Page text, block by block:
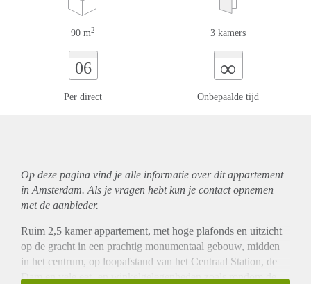
90 m2 3 kamers
06
Per direct
∞
Onbepaalde tijd
Op deze pagina vind je alle informatie over ditappartement
in Amsterdam. Als je vragen hebt kun je contact opnemen
met de aanbieder.
Ruim 2,5 kamer appartement, met hoge plafonds en uitzicht
op de gracht in een prachtig monumentaal gebouw, midden
in het centrum, op loopafstand van het Centraal Station, de
Dam en vele eet- en winkelgelegenheden zoals rondom de